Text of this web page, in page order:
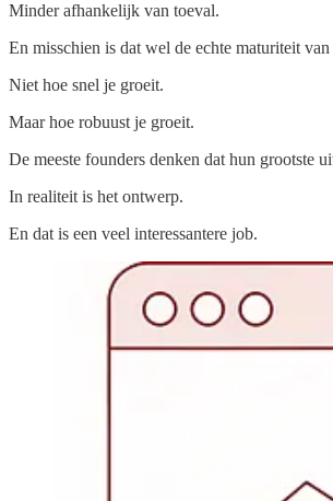
Minder afhankelijk van toeval.
En misschien is dat wel de echte maturiteit van
Niet hoe snel je groeit.
Maar hoe robuust je groeit.
De meeste founders denken dat hun grootste
In realiteit is het ontwerp.
En dat is een veel interessantere job.